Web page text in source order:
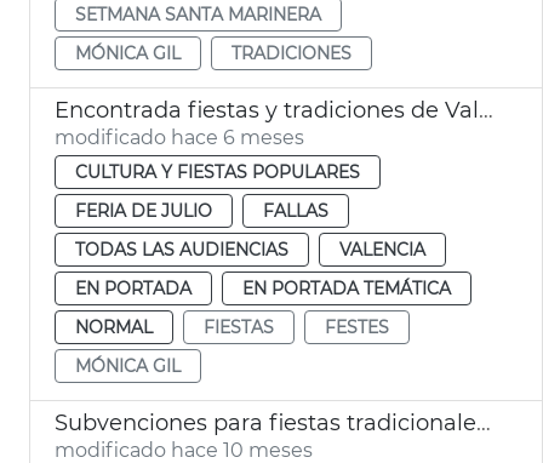
SETMANA SANTA MARINERA
MÓNICA GIL
TRADICIONES
Encontrada fiestas y tradiciones de València
modificado hace 6 meses
CULTURA Y FIESTAS POPULARES
FERIA DE JULIO
FALLAS
TODAS LAS AUDIENCIAS
VALENCIA
EN PORTADA
EN PORTADA TEMÁTICA
NORMAL
FIESTAS
FESTES
MÓNICA GIL
Subvenciones para fiestas tradicionales mayor arraigo histórico
modificado hace 10 meses